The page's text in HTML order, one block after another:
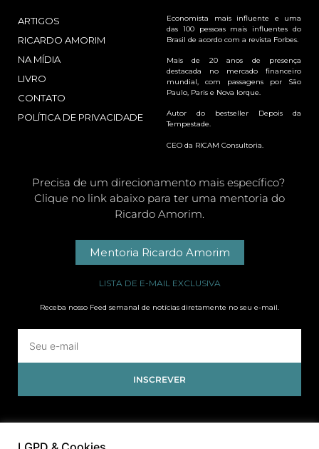
ARTIGOS
RICARDO AMORIM
NA MÍDIA
LIVRO
CONTATO
POLÍTICA DE PRIVACIDADE
Economista mais influente e uma
das 100 pessoas mais influentes do
Brasil de acordo com a revista Forbes.
Mais de 20 anos de presença
destacada no mercado financeiro
mundial, com passagens por São
Paulo, Paris e Nova Iorque.
Autor do bestseller Depois da
Tempestade.
CEO da RICAM Consultoria.
Precisa de um direcionamento mais específico?
Clique no link abaixo para ter uma mentoria do
Ricardo Amorim.
Mentoria Ricardo Amorim
LISTA DE E-MAIL EXCLUSIVA
Receba nosso Feed semanal de notícias diretamente no seu e-mail.
INSCREVER